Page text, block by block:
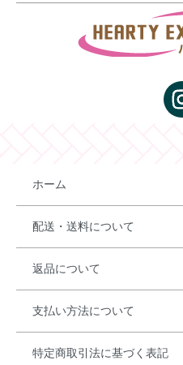
ホーム
配送・送料について
返品について
支払い方法について
特定商取引法に基づく表記